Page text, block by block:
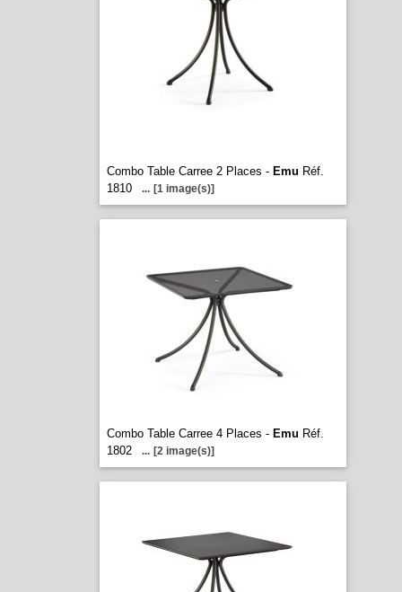
Combo Table Carree 2 Places - Emu Réf.
1810
... [1 image(s)]
Combo Table Carree 4 Places - Emu Réf.
1802
... [2 image(s)]